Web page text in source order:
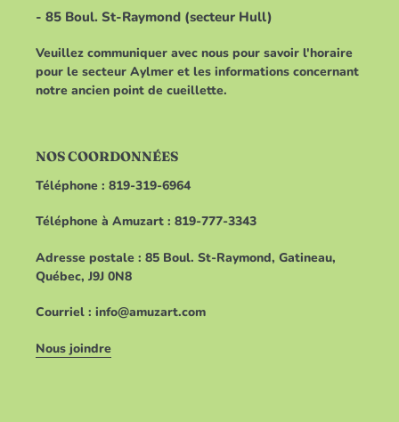
- 85 Boul. St-Raymond (secteur Hull)
Veuillez communiquer avec nous pour savoir l'horaire
pour le secteur Aylmer et les informations concernant
notre ancien point de cueillette.
NOS COORDONNÉES
Téléphone : 819-319-6964
Téléphone à Amuzart : 819-777-3343
Adresse postale : 85 Boul. St-Raymond, Gatineau,
Québec, J9J 0N8
Courriel : info@amuzart.com
Nous joindre